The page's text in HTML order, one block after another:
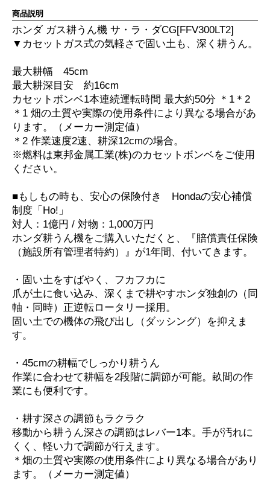
商品説明
ホンダ ガス耕うん機 サ・ラ・ダCG[FFV300LT2]
▼カセットガス式の気軽さで固い土も、深く耕うん。
最大耕幅 45cm
最大耕深目安 約16cm
カセットボンベ1本連続運転時間 最大約50分 ＊1＊2
＊1 畑の土質や実際の使用条件により異なる場合があ
ります。（メーカー測定値）
＊2 作業速度2速、耕深12cmの場合。
※燃料は東邦金属工業(株)のカセットボンベをご使用
ください。
■もしもの時も、安心の保険付き Hondaの安心補償
制度「Ho!」
対人：1億円 / 対物：1,000万円
ホンダ耕うん機をご購入いただくと、『賠償責任保険
（施設所有管理者特約）』が1年間、付いてきます。
・固い土をすばやく、フカフカに
爪が土に食い込み、深くまで耕やすホンダ独創の（同
軸・同時）正逆転ロータリー採用。
固い土での機体の飛び出し（ダッシング）を抑えま
す。
・45cmの耕幅でしっかり耕うん
作業に合わせて耕幅を2段階に調節が可能。畝間の作
業にも便利です。
・耕す深さの調節もラクラク
移動から耕うん深さの調節はレバー1本。手が汚れに
くく、軽い力で調節が行えます。
＊畑の土質や実際の使用条件により異なる場合があり
ます。（メーカー測定値）